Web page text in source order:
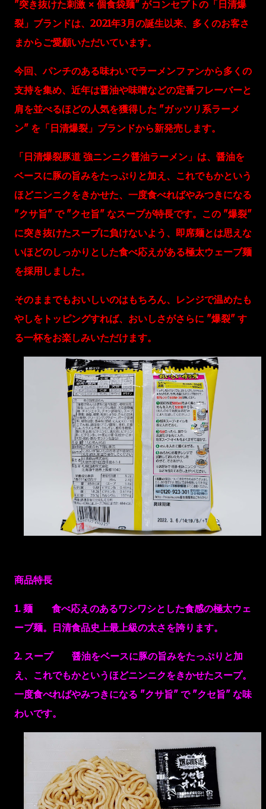
"突き抜けた刺激 × 個食袋麺" がコンセプトの「日清爆
裂」ブランドは、2021年3月の誕生以来、多くのお客さ
まからご愛顧いただいています。
今回、パンチのある味わいでラーメンファンから多くの
支持を集め、近年は醤油や味噌などの定番フレーバーと
肩を並べるほどの人気を獲得した "ガッツリ系ラーメ
ン" を「日清爆裂」ブランドから新発売します。
「日清爆裂豚道 強ニンニク醤油ラーメン」は、醤油を
ベースに豚の旨みをたっぷりと加え、これでもかという
ほどニンニクをきかせた、一度食べればやみつきになる
"クサ旨" で "クセ旨" なスープが特長です。この "爆裂"
に突き抜けたスープに負けないよう、即席麺とは思えな
いほどのしっかりとした食べ応えがある極太ウェーブ麺
を採用しました。
そのままでもおいしいのはもちろん、レンジで温めたも
やしをトッピングすれば、おいしさがさらに "爆裂" す
る一杯をお楽しみいただけます。
商品特長
1. 麺 食べ応えのあるワシワシとした食感の極太ウェ
ーブ麺。日清食品史上最上級の太さを誇ります。
2. スープ 醤油をベースに豚の旨みをたっぷりと加
え、これでもかというほどニンニクをきかせたスープ。
一度食べればやみつきになる "クサ旨" で "クセ旨" な味
わいです。